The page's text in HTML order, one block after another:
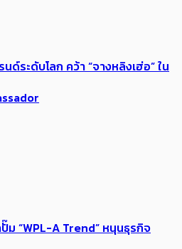
ระดับโลก คว้า “จางหลิงเฮ่อ” ใน
ม “WPL-A Trend” หนุนธุรกิจ